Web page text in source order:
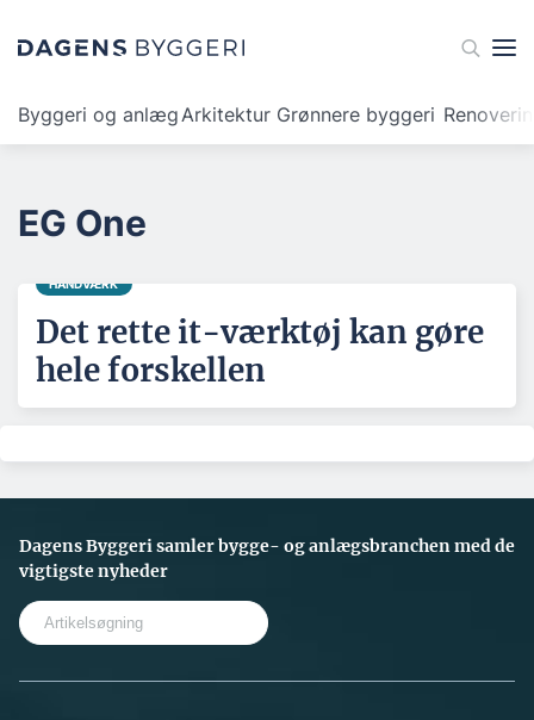
Byggeri og anlægArkitektur Grønnere byggeri
EG One
HÅNDVÆRK
Det rette it-værktøj kan gøre
hele forskellen
Dagens Byggeri samler bygge- og anlægsbranchen med de
vigtigste nyheder